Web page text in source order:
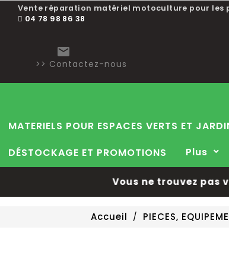
Vente réparation matériel motoculture pour les
04 78 98 86 38

>> Contactez-nous
MATERIELS POUR ESPACES VERTS ET
DÉSTOCKAGE ET PROMOTIONS
Plus
Vous ne trouvez pas
Accueil PIECES,